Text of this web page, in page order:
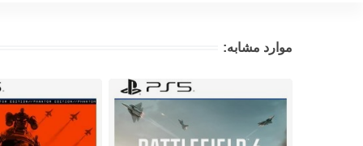
موارد مشابه: